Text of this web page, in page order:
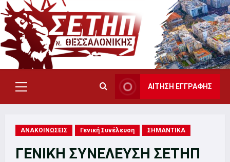
Skip
to
content
Primary
Menu
ΑΙΤΗΣΗ ΕΓΓΡΑΦΗΣ
ΑΝΑΚΟΙΝΩΣΕΙΣ Γενική Συνέλευση ΣΗΜΑΝΤΙΚΑ
ΓΕΝΙΚΗ ΣΥΝΕΛΕΥΣΗ ΣΕΤΗΠ